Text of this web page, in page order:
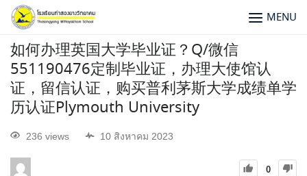
MENU
如何办理英国大学毕业证？Q/微信
551190476定制毕业证，办理大使馆认
证，留信认证，购买普利茅斯大学成绩单学
历认证Plymouth University
236 views 10 สิงหาคม 2023
0